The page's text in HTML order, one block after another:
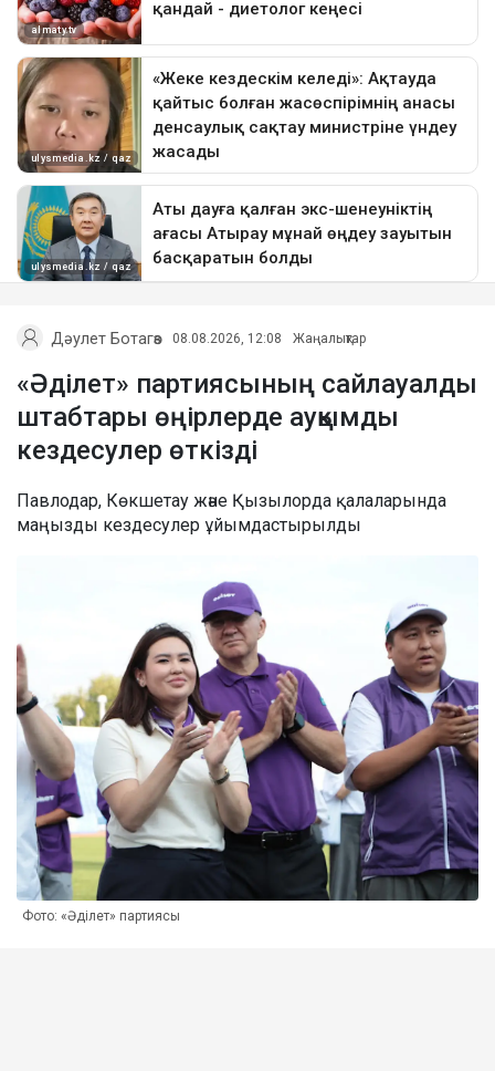
Дәулет Ботагөз 08.08.2026, 12:08 Жаңалықтар
«Әділет» партиясының сайлауалды
штабтары өңірлерде ауқымды
кездесулер өткізді
Павлодар, Көкшетау және Қызылорда қалаларында
маңызды кездесулер ұйымдастырылды
Фото: «Әділет» партиясы